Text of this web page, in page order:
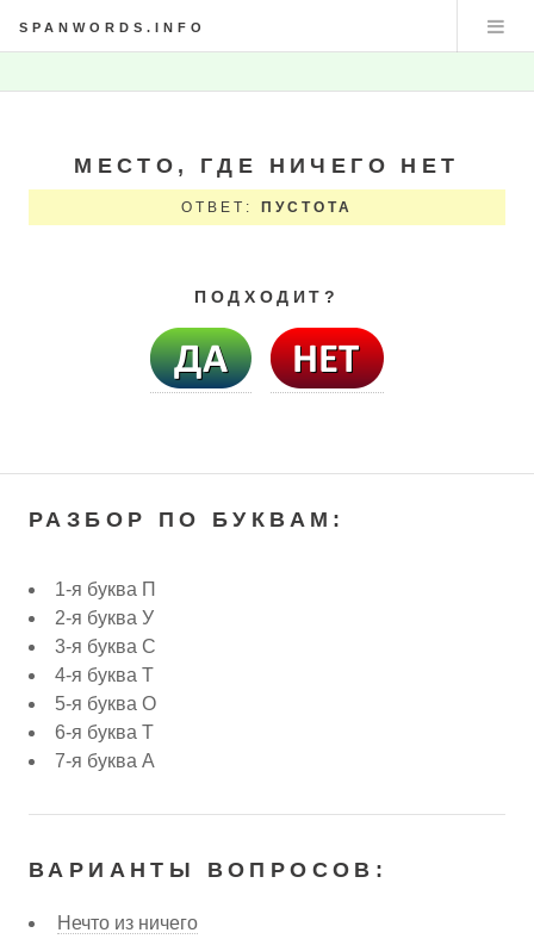
SPANWORDS.INFO
МЕСТО, ГДЕ НИЧЕГО НЕТ
ОТВЕТ: ПУСТОТА
ПОДХОДИТ?
РАЗБОР ПО БУКВАМ:
1-я буква П
2-я буква У
3-я буква С
4-я буква Т
5-я буква О
6-я буква Т
7-я буква А
ВАРИАНТЫ ВОПРОСОВ:
Нечто из ничего